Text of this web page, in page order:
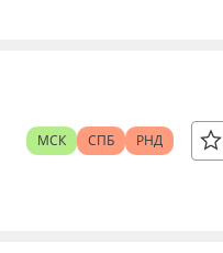
МСК СПБ РНД